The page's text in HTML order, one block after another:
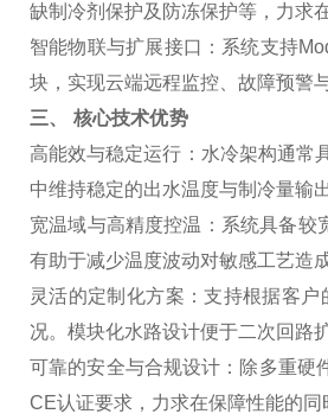
缺制冷剂保护及防冻保护等，力求
智能物联与扩展接口 ：系统支持
块，实现云端远程监控、故障预警
三、 核心技术优势
高能效与稳定运行 ：水冷架构通
中维持稳定的出水温度与制冷量输出
宽温域与高精度控温 ：系统具备
有助于减少温度波动对敏感工艺造
灵活的定制化方案 ：支持根据客
况。模块化水路设计便于二次回路
可靠的安全与合规设计 ：除多重
CE认证要求，力求在保障性能的同